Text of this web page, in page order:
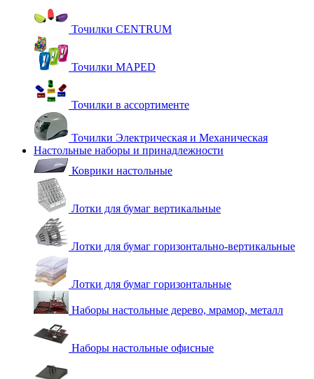
Точилки CENTRUM
Точилки MAPED
Точилки в ассортименте
Точилки Электрическая и Механическая
Настольные наборы и принадлежности
Коврики настольные
Лотки для бумаг вертикальные
Лотки для бумаг горизонтально-вертикальные
Лотки для бумаг горизонтальные
Наборы настольные дерево, мрамор, металл
Наборы настольные офисные